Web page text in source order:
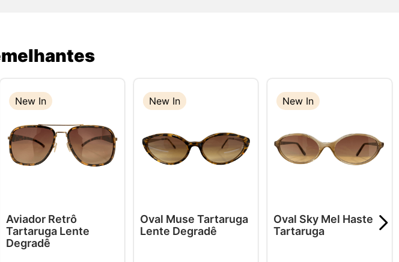
New In
Aviador Retrô
Tartaruga Lente
Degradê
New In
New In
Oval Muse Tartaruga
Lente Degradê
New In
Oval Sky Mel Haste
Tartaruga